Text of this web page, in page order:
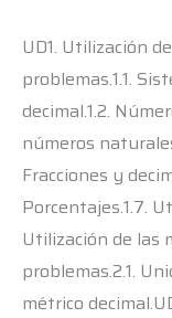
UD1. Utilización
problemas.1.1.
decimal.1.2.
números
Fracciones y
Porcentajes.1.7.
Utilización de las
problemas.2.1.
métrico